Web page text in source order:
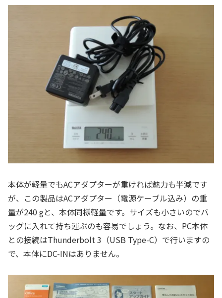
本体が軽量でもACアダプターが重ければ魅力も半減です
が、この製品はACアダプター（電源ケーブル込み）の重
量が240 gと、本体同様軽量です。サイズも小さいのでバ
ッグに入れて持ち運ぶのも容易でしょう。なお、PC本体
との接続はThunderbolt 3（USB Type-C）で行いますの
で、本体にDC-INはありません。